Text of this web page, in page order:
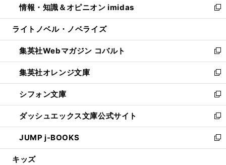
く
で
開
ド
ウ
開
く
ィ
ン
ウ
で
開
く
い
ウ
ン
ド
ウ
で
開
く
情報・知識＆オピニオン imidas
新
し
ウ
ィ
ン
ド
ウ
で
開
く
ライトノベル・ノベライズ
集英社Webマガジン コバルト
新
し
い
ウ
ィ
ン
ド
ウ
で
開
集英社オレンジ文庫
新
し
い
ウ
ィ
ン
ド
ウ
シフォン文庫
新
し
い
ウ
ィ
ン
ダッシュエックス文庫公式サイト
新
し
い
ウ
JUMP j-BOOKS
新
し
キッズ